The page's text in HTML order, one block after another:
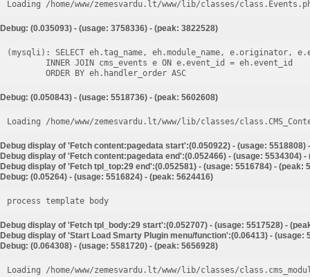
Loading /home/www/zemesvardu.lt/www/lib/classes/
Debug: (0.035093) - (usage: 3758336) - (peak: 3822528)
(mysqli): SELECT eh.tag_name, eh.module_name, e.originator,
Debug: (0.050843) - (usage: 5518736) - (peak: 5602608)
Loading /home/www/zemesvardu.lt/www/lib/classes/
Debug display of 'Fetch content:pagedata start':(0.050922) - (usage: 5518808)
Debug display of 'Fetch content:pagedata end':(0.052466) - (usage: 5534304) -
Debug display of 'Fetch tpl_top:29 end':(0.052581) - (usage: 5516784) - (peak:
Debug: (0.05264) - (usage: 5516824) - (peak: 5624416)
process template body
Debug display of 'Fetch tpl_body:29 start':(0.052707) - (usage: 5517528) -
Debug display of 'Start Load Smarty Plugin menu/function':(0.06413) - (usage:
Debug: (0.064308) - (usage: 5581720) - (peak: 5656928)
Loading /home/www/zemesvardu.lt/www/lib/classes/